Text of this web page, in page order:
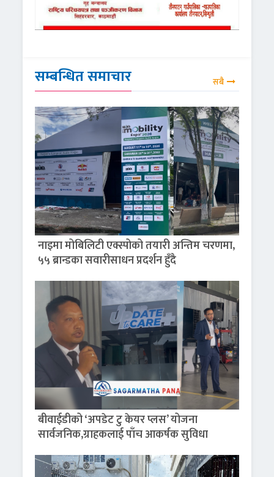
सम्बन्धित समाचार सबै
नाइमा मोबिलिटी एक्स्पोको तयारी अन्तिम चरणमा,
५५ ब्रान्डका सवारीसाधन प्रदर्शन हुँदै
बीवाईडीको ‘अपडेट टु केयर प्लस’ योजना
सार्वजनिक,ग्राहकलाई पाँच आकर्षक सुविधा